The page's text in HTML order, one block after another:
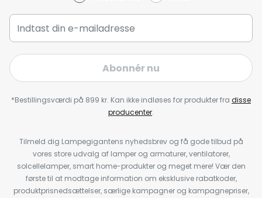
Abonnér nu
*Bestillingsværdi på 899 kr. Kan ikke indløses for produkter fra disse
producenter.
Tilmeld dig Lampegigantens nyhedsbrev og få gode tilbud på
vores store udvalg af lamper og armaturer, ventilatorer,
solcellelamper, smart home-produkter og meget mere! Vær den
første til at modtage information om eksklusive rabatkoder,
produktprisnedsættelser, særlige kampagner og kampagnepriser,